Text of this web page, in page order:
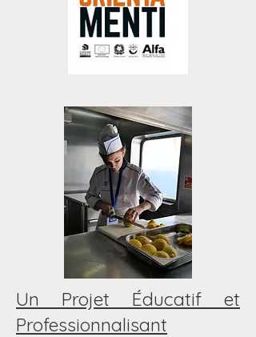
Un Projet Éducatif et
Professionnalisant